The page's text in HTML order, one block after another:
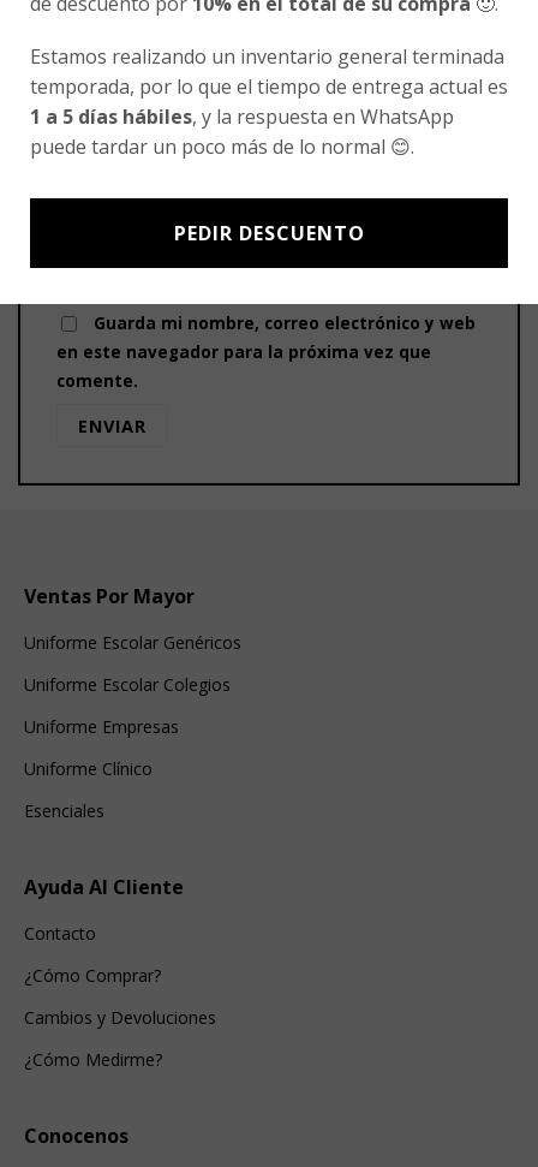
Nombre*
Correo electrónico*
Guarda mi nombre, correo electrónico y web
en este navegador para la próxima vez que
comente.
Ventas Por Mayor
Uniforme Escolar Genéricos
Uniforme Escolar Colegios
Uniforme Empresas
Uniforme Clínico
Esenciales
Ayuda Al Cliente
Contacto
¿Cómo Comprar?
Cambios y Devoluciones
¿Cómo Medirme?
Conocenos
Estamos realizando un inventario general terminada
temporada, por lo que el tiempo de entrega actual es
1 a 5 días hábiles, y la respuesta en WhatsApp
puede tardar un poco más de lo normal 😊.
PEDIR DESCUENTO